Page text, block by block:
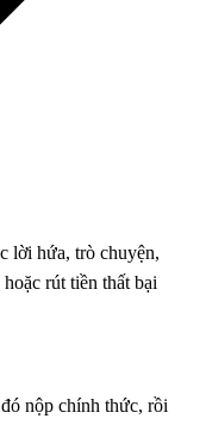
lời hứa, trò chuyện,
rút tiền thất bại
nộp chính thức, rồi